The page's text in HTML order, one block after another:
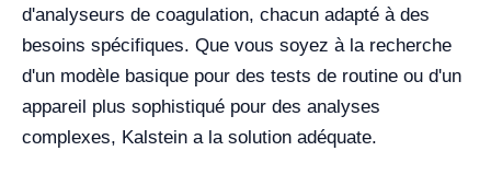
d'analyseurs de coagulation, chacun adapté à des
besoins spécifiques. Que vous soyez à la recherche
d'un modèle basique pour des tests de routine ou d'un
appareil plus sophistiqué pour des analyses
complexes, Kalstein a la solution adéquate.